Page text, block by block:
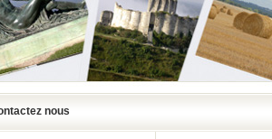
nous